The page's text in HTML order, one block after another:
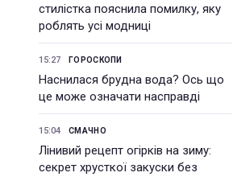
стилістка пояснила помилку, яку
роблять усі модниці
15:27 ГОРОСКОПИ
Наснилася брудна вода? Ось що
це може означати насправді
15:04 СМАЧНО
Лінивий рецепт огірків на зиму:
секрет хрусткої закуски без